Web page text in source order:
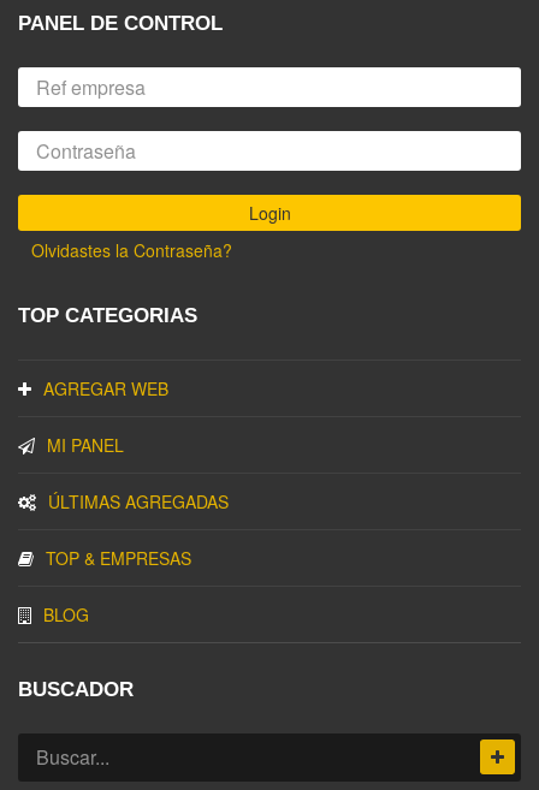
PANEL DE CONTROL
Olvidastes la Contraseña?
TOP CATEGORIAS
AGREGAR WEB
MI PANEL
ÚLTIMAS AGREGADAS
TOP & EMPRESAS
BLOG
BUSCADOR